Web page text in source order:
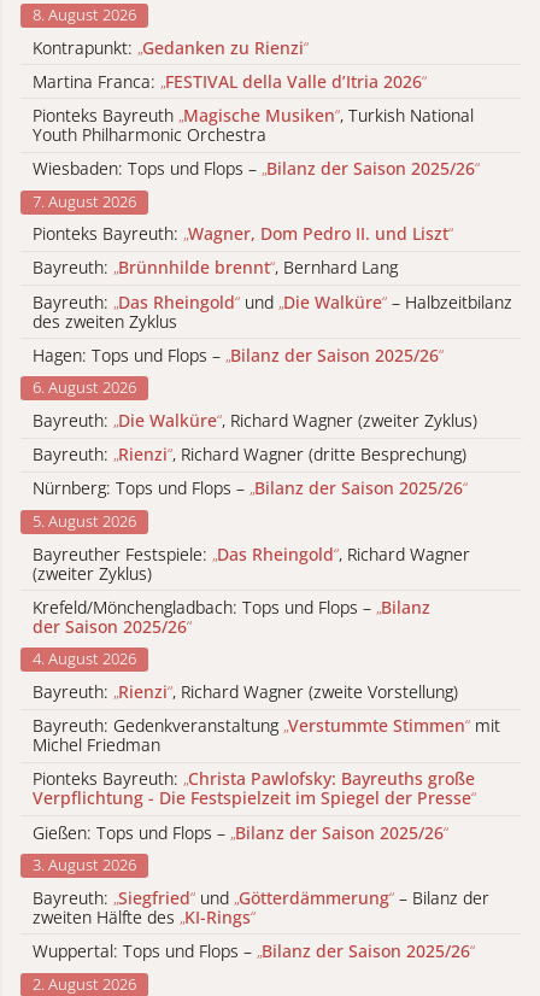
8. August 2026
Kontrapunkt: „Gedanken zu Rienzi“
Martina Franca: „FESTIVAL della Valle d’Itria 2026“
Pionteks Bayreuth „Magische Musiken“, Turkish National
Youth Philharmonic Orchestra
Wiesbaden: Tops und Flops – „Bilanz der Saison 2025/26“
7. August 2026
Pionteks Bayreuth: „Wagner, Dom Pedro II. und Liszt“
Bayreuth: „Brünnhilde brennt“, Bernhard Lang
Bayreuth: „Das Rheingold“ und „Die Walküre“ – Halbzeitbilanz
des zweiten Zyklus
Hagen: Tops und Flops – „Bilanz der Saison 2025/26“
6. August 2026
Bayreuth: „Die Walküre“, Richard Wagner (zweiter Zyklus)
Bayreuth: „Rienzi“, Richard Wagner (dritte Besprechung)
Nürnberg: Tops und Flops – „Bilanz der Saison 2025/26“
5. August 2026
Bayreuther Festspiele: „Das Rheingold“, Richard Wagner
(zweiter Zyklus)
Krefeld/Mönchengladbach: Tops und Flops – „Bilanz
der Saison 2025/26“
4. August 2026
Bayreuth: „Rienzi“, Richard Wagner (zweite Vorstellung)
Bayreuth: Gedenkveranstaltung „Verstummte Stimmen“ mit
Michel Friedman
Pionteks Bayreuth: „Christa Pawlofsky: Bayreuths große
Verpflichtung - Die Festspielzeit im Spiegel der Presse“
Gießen: Tops und Flops – „Bilanz der Saison 2025/26“
3. August 2026
Bayreuth: „Siegfried“ und „Götterdämmerung“ – Bilanz der
zweiten Hälfte des „KI-Rings“
Wuppertal: Tops und Flops – „Bilanz der Saison 2025/26“
2. August 2026